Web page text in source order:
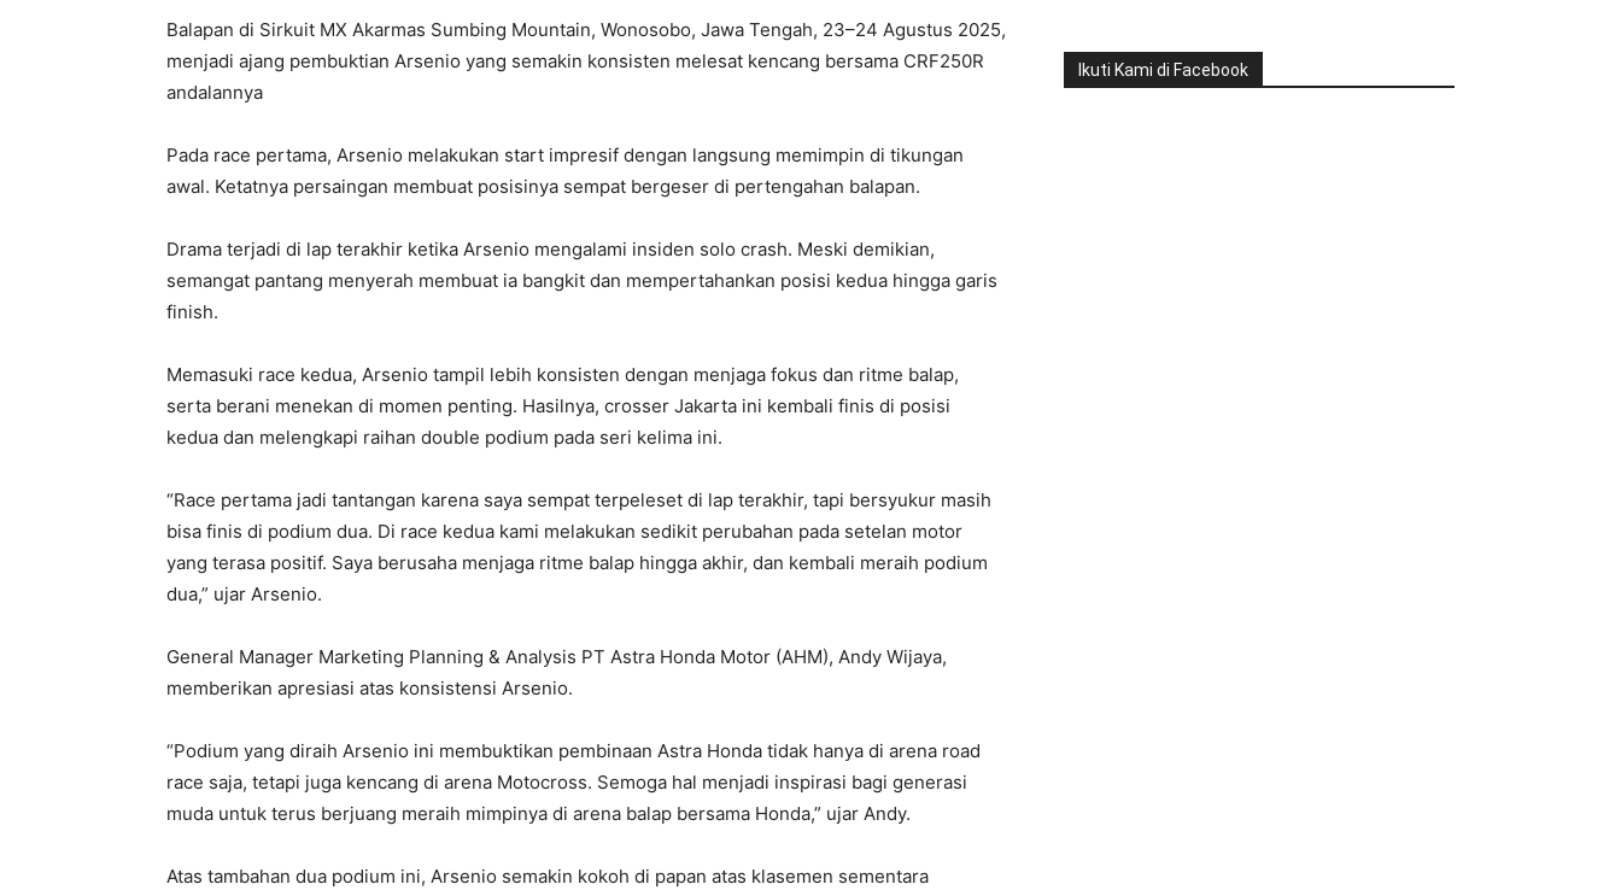
Balapan di Sirkuit MX Akarmas Sumbing Mountain, Wonosobo, Jawa Tengah, 23–24 Agustus 2025,
menjadi ajang pembuktian Arsenio yang semakin konsisten melesat kencang bersama CRF250R
andalannya
Pada race pertama, Arsenio melakukan start impresif dengan langsung memimpin di tikungan
awal. Ketatnya persaingan membuat posisinya sempat bergeser di pertengahan balapan.
Drama terjadi di lap terakhir ketika Arsenio mengalami insiden solo crash. Meski demikian,
semangat pantang menyerah membuat ia bangkit dan mempertahankan posisi kedua hingga garis
finish.
Memasuki race kedua, Arsenio tampil lebih konsisten dengan menjaga fokus dan ritme balap,
serta berani menekan di momen penting. Hasilnya, crosser Jakarta ini kembali finis di posisi
kedua dan melengkapi raihan double podium pada seri kelima ini.
“Race pertama jadi tantangan karena saya sempat terpeleset di lap terakhir, tapi bersyukur masih
bisa finis di podium dua. Di race kedua kami melakukan sedikit perubahan pada setelan motor
yang terasa positif. Saya berusaha menjaga ritme balap hingga akhir, dan kembali meraih podium
dua,” ujar Arsenio.
General Manager Marketing Planning & Analysis PT Astra Honda Motor (AHM), Andy Wijaya,
memberikan apresiasi atas konsistensi Arsenio.
“Podium yang diraih Arsenio ini membuktikan pembinaan Astra Honda tidak hanya di arena road
race saja, tetapi juga kencang di arena Motocross. Semoga hal menjadi inspirasi bagi generasi
muda untuk terus berjuang meraih mimpinya di arena balap bersama Honda,” ujar Andy.
Atas tambahan dua podium ini, Arsenio semakin kokoh di papan atas klasemen sementara
Ikuti Kami di Facebook